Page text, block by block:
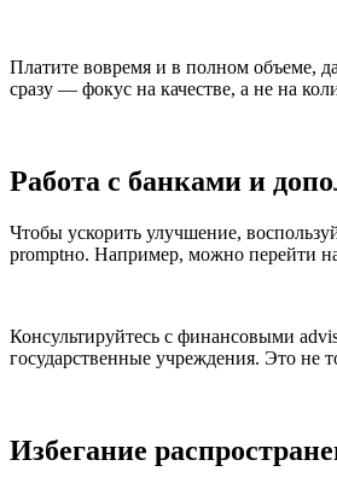
Платите вовремя и в полном объеме,
сразу — фокус на качестве, а не на
Работа с банками и
Чтобы ускорить улучшение,
promptно. Например, можно перейти
Консультируйтесь с финансовыми
государственные учреждения. Это не
Избегание